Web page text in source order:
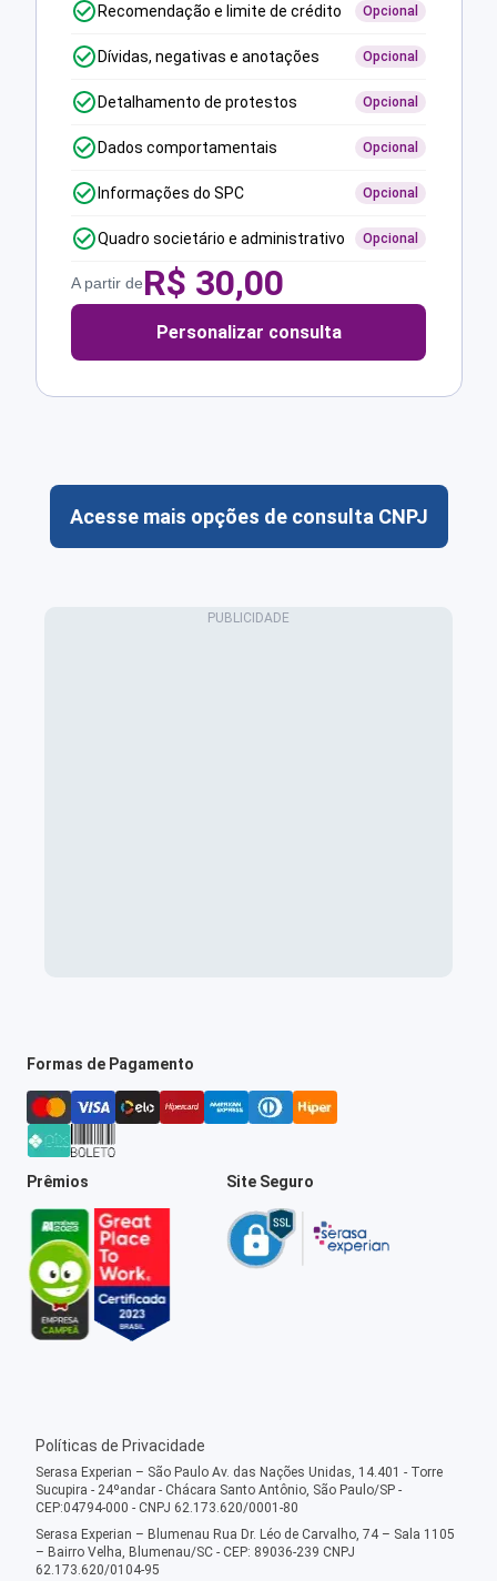
Recomendação e limite de crédito Opcional
Dívidas, negativas e anotações Opcional
Detalhamento de protestos Opcional
Dados comportamentais Opcional
Informações do SPC Opcional
Quadro societário e administrativo Opcional
A partir deR$ 30,00
Personalizar consulta
Acesse mais opções de consulta CNPJ
Formas de Pagamento
Prêmios Site Seguro
Políticas de Privacidade
Serasa Experian – São Paulo Av. das Nações Unidas, 14.401 - Torre
Sucupira - 24ºandar - Chácara Santo Antônio, São Paulo/SP -
CEP:04794-000 - CNPJ 62.173.620/0001-80
Serasa Experian – Blumenau Rua Dr. Léo de Carvalho, 74 – Sala 1105
– Bairro Velha, Blumenau/SC - CEP: 89036-239 CNPJ
62.173.620/0104-95